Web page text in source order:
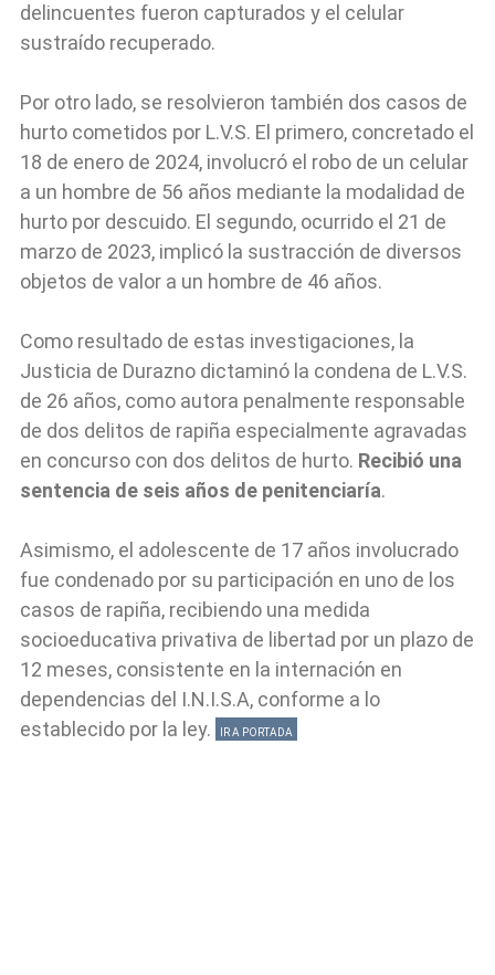
delincuentes fueron capturados y el celular
sustraído recuperado.
Por otro lado, se resolvieron también dos casos de
hurto cometidos por L.V.S. El primero, concretado el
18 de enero de 2024, involucró el robo de un celular
a un hombre de 56 años mediante la modalidad de
hurto por descuido. El segundo, ocurrido el 21 de
marzo de 2023, implicó la sustracción de diversos
objetos de valor a un hombre de 46 años.
Como resultado de estas investigaciones, la
Justicia de Durazno dictaminó la condena de L.V.S.
de 26 años, como autora penalmente responsable
de dos delitos de rapiña especialmente agravadas
en concurso con dos delitos de hurto. Recibió una
sentencia de seis años de penitenciaría.
Asimismo, el adolescente de 17 años involucrado
fue condenado por su participación en uno de los
casos de rapiña, recibiendo una medida
socioeducativa privativa de libertad por un plazo de
12 meses, consistente en la internación en
dependencias del I.N.I.S.A, conforme a lo
establecido por la ley.
IR A PORTADA